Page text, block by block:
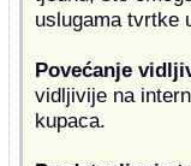
uslugama tvrtke
Povećanje
vidljivije na
kupaca.